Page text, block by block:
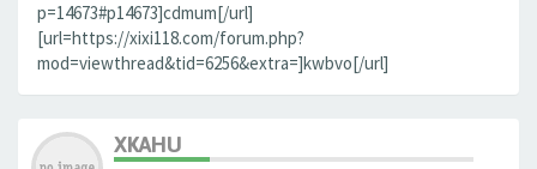
p=14673#p14673]cdmum[/url]
[url=https://xixi118.com/forum.php?
mod=viewthread&tid=6256&extra=]kwbvo[/url]
XKAHU